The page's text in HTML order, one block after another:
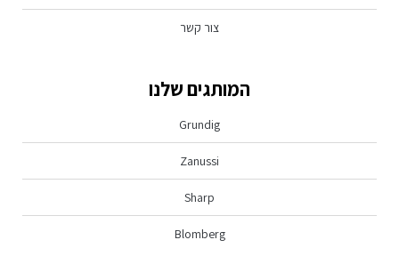
צור קשר
המותגים שלנו
Grundig
Zanussi
Sharp
Blomberg